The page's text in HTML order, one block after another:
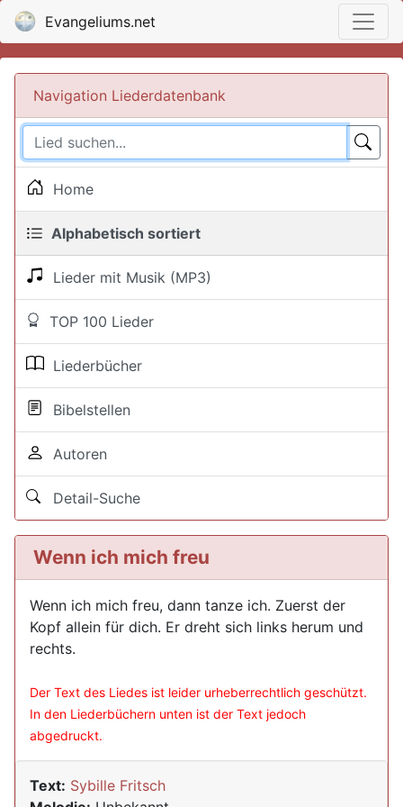
Evangeliums.net
Navigation Liederdatenbank
Home
Alphabetisch sortiert
Lieder mit Musik (MP3)
TOP 100 Lieder
Liederbücher
Bibelstellen
Autoren
Detail-Suche
Wenn ich mich freu
Wenn ich mich freu, dann tanze ich. Zuerst der
Kopf allein für dich. Er dreht sich links herum und
rechts.
Der Text des Liedes ist leider urheberrechtlich geschützt.
In den Liederbüchern unten ist der Text jedoch
abgedruckt.
Text: Sybille Fritsch